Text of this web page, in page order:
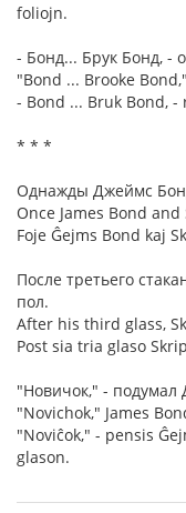
foliojn.
- Бонд... Брук Бонд, -
"Bond ... Brooke
- Bond ... Bruk Bond,
* * *
Однажды Джеймс
Once James Bond
Foje Ĝejms Bond kaj
После третьего
пол.
After his third glass,
Post sia tria glaso
"Новичок," - подумал
"Novichok," James
"Noviĉok," - pensis
glason.